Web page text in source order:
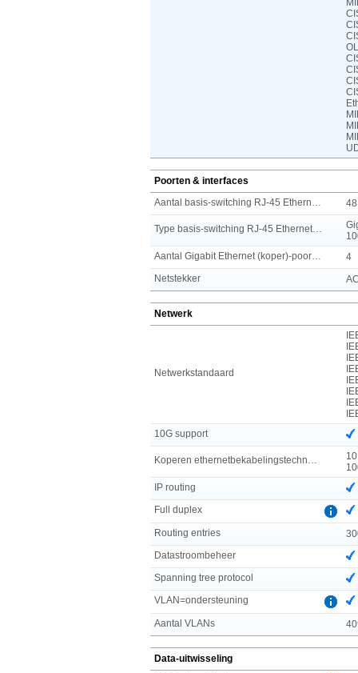
Poorten & interfaces
48
4
Netstekker
Netwerk
Netwerkstandaard
10G support
IP routing
Full duplex
Routing entries
Datastroombeheer
Spanning tree protocol
VLAN=ondersteuning
Aantal VLANs
Data-uitwisseling